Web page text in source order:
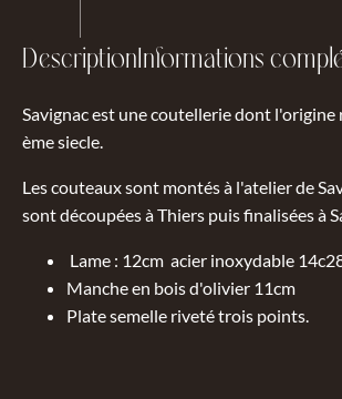
DescriptionInformations
Savignac est une coutellerie dont l'origine
ème siecle.
Les couteaux sont montés à l'atelier de
sont découpées à Thiers puis finalisées à
Lame : 12cm acier inoxydable
Manche en bois d'olivier 11cm
Plate semelle riveté trois points.